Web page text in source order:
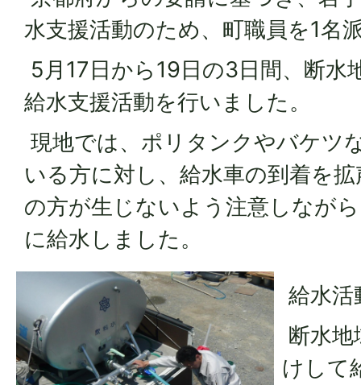
水支援活動のため、町職員を1名
5月17日から19日の3日間、断水
給水支援活動を行いました。
現地では、ポリタンクやバケツ
いる方に対し、給水車の到着を
の方が生じないよう注意しなが
に給水しました。
給水活
断水地
けして